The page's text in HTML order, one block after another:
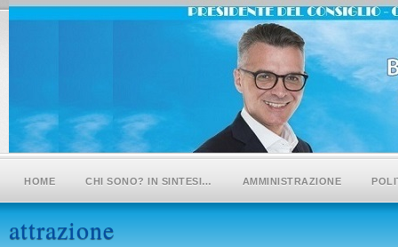
HOME CHI SONO? IN SINTESI… AMMINISTRAZIONE
attrazione